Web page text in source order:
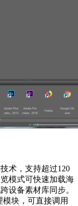
术，支持超过120
模式可快速加载海
设备素材库同步。
块，可直接调用